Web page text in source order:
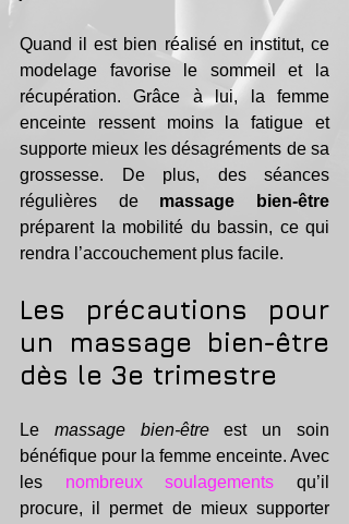
Quand il est bien réalisé en institut, ce
modelage favorise le sommeil et la
récupération. Grâce à lui, la femme
enceinte ressent moins la fatigue et
supporte mieux les désagréments de sa
grossesse. De plus, des séances
régulières de massage bien-être
préparent la mobilité du bassin, ce qui
rendra l’accouchement plus facile.
Les précautions pour
un massage bien-être
dès le 3e trimestre
Le massage bien-être est un soin
bénéfique pour la femme enceinte. Avec
les nombreux soulagements qu’il
procure, il permet de mieux supporter